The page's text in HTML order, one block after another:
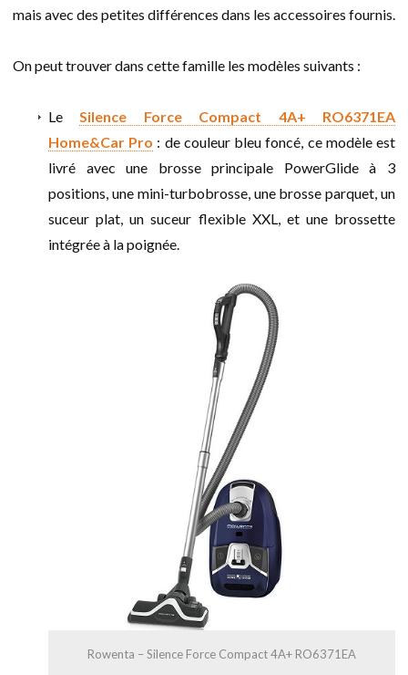
mais avec des petites différences dans les accessoires fournis.
On peut trouver dans cette famille les modèles suivants :
LeSilence Force Compact 4A+ RO6371EA
Home&Car Pro : de couleur bleu foncé, ce modèle est
livré avec une brosse principale PowerGlide à 3
positions, une mini-turbobrosse, une brosse parquet, un
suceur plat, un suceur flexible XXL, et une brossette
intégrée à la poignée.
Rowenta – Silence Force Compact 4A+ RO6371EA